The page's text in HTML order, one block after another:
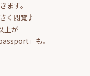
ます。
く閲覧♪
上が
」も。